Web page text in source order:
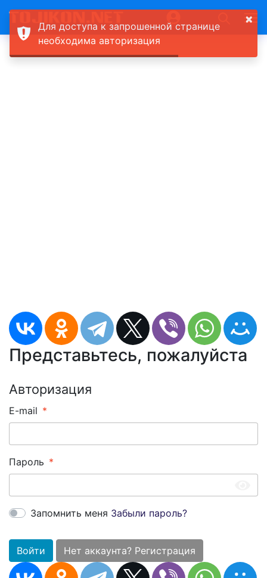
Представьтесь, пожалуйста
Авторизация
E-mail
Пароль
Запомнить меня Забыли пароль?
Войти Нет аккаунта? Регистрация
×
Для доступа к запрошенной странице
необходима авторизация